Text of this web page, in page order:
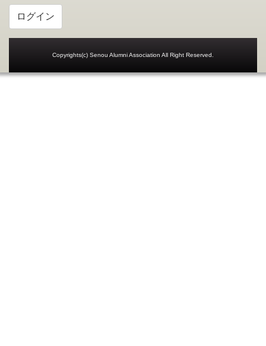
ログイン
Copyrights(c) Senou Alumni Association All Right Reserved.